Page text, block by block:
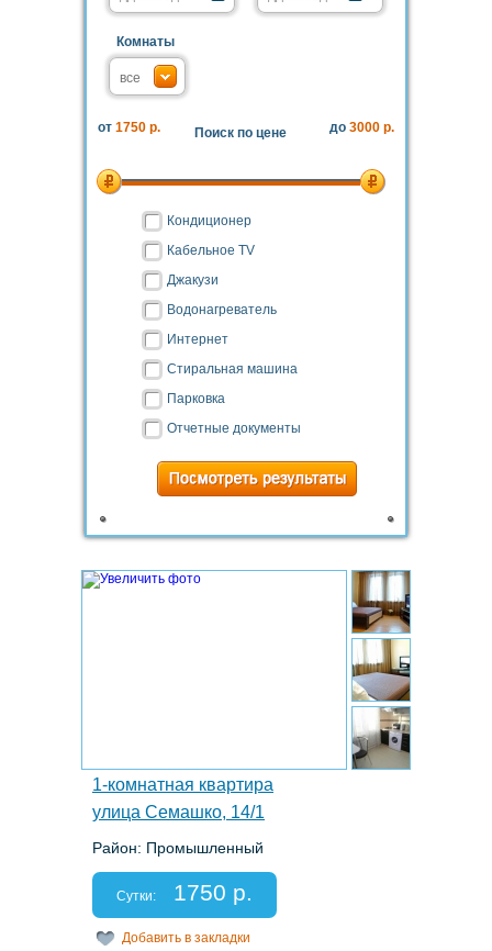
Комнаты
Поиск по цене
от 1750 р. до 3000 р.
Кондиционер
Кабельное TV
Джакузи
Водонагреватель
Интернет
Стиральная машина
Парковка
Отчетные документы
1-комнатная квартира
улица Семашко, 14/1
Район: Промышленный
Спальных мест: 2+1
Отчетные документы: есть
Сутки: 1750 р.
Добавить в закладки